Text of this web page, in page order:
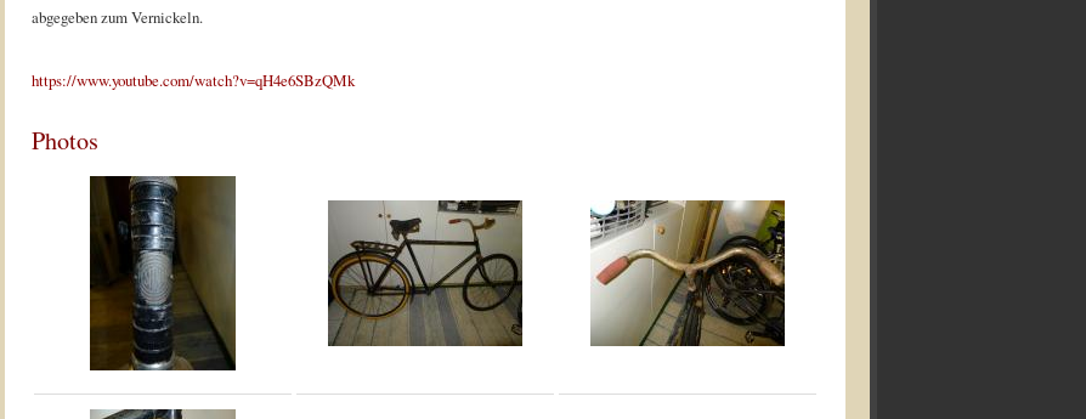
abgegeben zum Vernickeln.
https://www.youtube.com/watch?v=qH4e6SBzQMk
Photos